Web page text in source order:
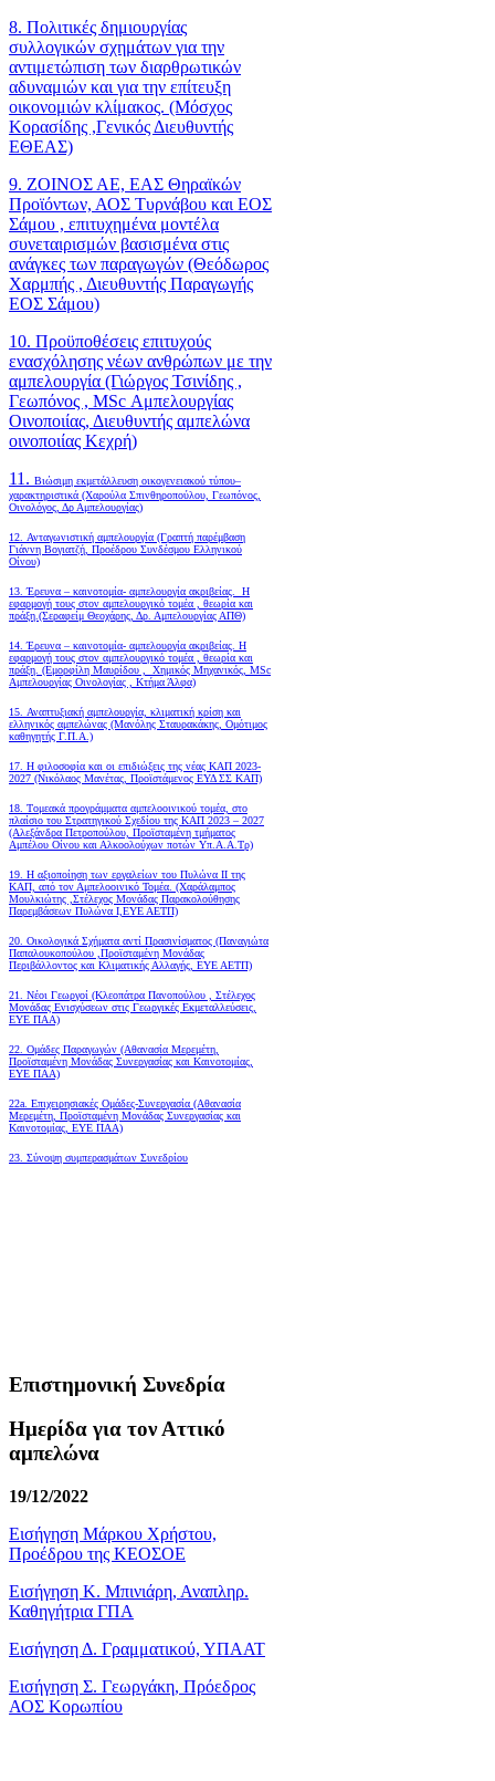
8. Πολιτικές δημιουργίας
συλλογικών σχημάτων για την
αντιμετώπιση των διαρθρωτικών
αδυναμιών και για την επίτευξη
οικονομιών κλίμακος. (Μόσχος
Κορασίδης ,Γενικός Διευθυντής
ΕΘΕΑΣ)
9. ΖΟΙΝΟΣ ΑΕ, ΕΑΣ Θηραϊκών
Προϊόντων, ΑΟΣ Τυρνάβου και ΕΟΣ
Σάμου , επιτυχημένα μοντέλα
συνεταιρισμών βασισμένα στις
ανάγκες των παραγωγών (Θεόδωρος
Χαρμπής , Διευθυντής Παραγωγής
ΕΟΣ Σάμου)
10. Προϋποθέσεις επιτυχούς
ενασχόλησης νέων ανθρώπων με την
αμπελουργία (Γιώργος Τσινίδης ,
Γεωπόνος , MSc Αμπελουργίας
Οινοποιίας, Διευθυντής αμπελώνα
οινοποιίας Κεχρή)
11. Βιώσιμη εκμετάλλευση οικογενειακού τύπου–
χαρακτηριστικά (Χαρούλα Σπινθηροπούλου, Γεωπόνος,
Οινολόγος, Δρ Αμπελουργίας)
12. Ανταγωνιστική αμπελουργία (Γραπτή παρέμβαση
Γιάννη Βογιατζή, Προέδρου Συνδέσμου Ελληνικού
Οίνου)
13. Έρευνα – καινοτομία- αμπελουργία ακριβείας. Η
εφαρμογή τους στον αμπελουργικό τομέα , θεωρία και
πράξη.(Σεραφείμ Θεοχάρης, Δρ. Αμπελουργίας ΑΠΘ)
14. Έρευνα – καινοτομία- αμπελουργία ακριβείας. Η
εφαρμογή τους στον αμπελουργικό τομέα , θεωρία και
πράξη. (Εμορφίλη Μαυρίδου , Χημικός Μηχανικός, MSc
Αμπελουργίας Οινολογίας , Κτήμα Άλφα)
15. Αναπτυξιακή αμπελουργία, κλιματική κρίση και
ελληνικός αμπελώνας (Μανόλης Σταυρακάκης, Ομότιμος
καθηγητής Γ.Π.Α.)
17. Η φιλοσοφία και οι επιδιώξεις της νέας ΚΑΠ 2023-
2027 (Νικόλαος Μανέτας, Προϊστάμενος ΕΥΔ ΣΣ ΚΑΠ)
18. Tομεακά προγράμματα αμπελοοινικού τομέα, στο
πλαίσιο του Στρατηγικού Σχεδίου της ΚΑΠ 2023 – 2027
(Αλεξάνδρα Πετροπούλου, Προϊσταμένη τμήματος
Αμπέλου Οίνου και Αλκοολούχων ποτών Υπ.Α.Α.Τρ)
19. Η αξιοποίηση των εργαλείων του Πυλώνα ΙΙ της
ΚΑΠ, από τον Αμπελοοινικό Τομέα. (Χαράλαμπος
Μουλκιώτης ,Στέλεχος Μονάδας Παρακολούθησης
Παρεμβάσεων Πυλώνα Ι,ΕΥΕ ΑΕΤΠ)
20. Οικολογικά Σχήματα αντί Πρασινίσματος (Παναγιώτα
Παπαλουκοπούλου ,Προϊσταμένη Μονάδας
Περιβάλλοντος και Κλιματικής Αλλαγής, ΕΥΕ ΑΕΤΠ)
21. Νέοι Γεωργοί (Κλεοπάτρα Πανοπούλου , Στέλεχος
Μονάδας Ενισχύσεων στις Γεωργικές Εκμεταλλεύσεις,
ΕΥΕ ΠΑΑ)
22. Ομάδες Παραγωγών (Αθανασία Μερεμέτη,
Προϊσταμένη Μονάδας Συνεργασίας και Καινοτομίας,
ΕΥΕ ΠΑΑ)
22a. Επιχειρησιακές Ομάδες-Συνεργασία (Αθανασία
Μερεμέτη, Προϊσταμένη Μονάδας Συνεργασίας και
Καινοτομίας, ΕΥΕ ΠΑΑ)
23. Σύνοψη συμπερασμάτων Συνεδρίου
Επιστημονική Συνεδρία
Ημερίδα για τον Αττικό
αμπελώνα
19/12/2022
Εισήγηση Μάρκου Χρήστου,
Προέδρου της ΚΕΟΣΟΕ
Εισήγηση Κ. Μπινιάρη, Αναπληρ.
Καθηγήτρια ΓΠΑ
Εισήγηση Δ. Γραμματικού, ΥΠΑΑΤ
Εισήγηση Σ. Γεωργάκη, Πρόεδρος
ΑΟΣ Κορωπίου